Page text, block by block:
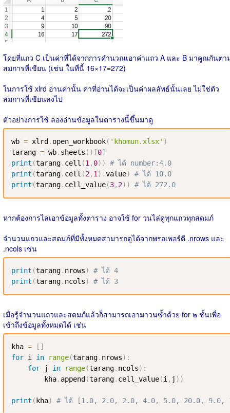
โดยที่แถว C เป็นค่าที่ได้จากการคำนวณเอาค่าแถว A และ B มาคูณกันตา
สมการที่เขียน (เช่น ในที่นี้ 16×17=272)
ในการใช้ xlrd อ่านค่านั้น ค่าที่อ่านได้จะเป็นค่าผลลัพธ์นั้นเลย ไม่ใช่ตัว
สมการที่เขียนลงไป
ตัวอย่างการใช้ ลองอ่านข้อมูลในตารางนี้ขึ้นมาดู
wb = xlrd . open_workbook( 'khomun.xlsx' )
tarang = wb. sheets ( ) [0]
print (tarang. cell (1 , 0) )
# ได้ number:4.0
print (tarang. cell (2, 1 ) .value)
# ได้ 10.0
print (tarang. cell_value(3, 2) ) # ได้ 272.0
หากต้องการไล่เอาข้อมูลทั้งตาราง อาจใช้ for วนไล่ดูทุกแถวทุกสดมภ์
จำนวนแถวและสดมภ์ที่มีทั้งหมดสามารถดูได้จากพรอเพอร์ตี .nrows และ
.ncols เช่น
print (tarang. nrows)
# ได้ 4
print (tarang. ncols) # ได้ 3
เมื่อรู้จำนวนแถวและสดมภ์แล้วก็สามารถเอามาวนซ้ำด้วย for ๒ ชั้นเพื่อ
เข้าถึงข้อมูลทั้งหมดได้ เช่น
kha = [ ]
for i in range(tarang. nrows) :
for j in range(tarang. ncols) :
        kha
. append (tarang. cell_value(i , j ) )
print ( kha) # ได้ [1.0, 2.0, 2.0, 4.0, 5.0, 20.0, 9.0,